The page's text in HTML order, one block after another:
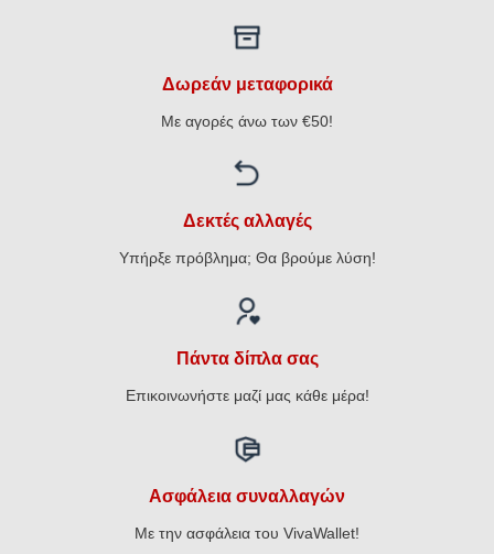
Δωρεάν μεταφορικά
Με αγορές άνω των €50!
Δεκτές αλλαγές
Υπήρξε πρόβλημα; Θα βρούμε λύση!
Πάντα δίπλα σας
Επικοινωνήστε μαζί μας κάθε μέρα!
Ασφάλεια συναλλαγών
Με την ασφάλεια του VivaWallet!